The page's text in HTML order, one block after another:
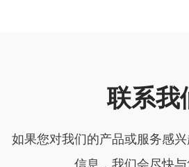
联系我
如果您对我们的产品或服务感